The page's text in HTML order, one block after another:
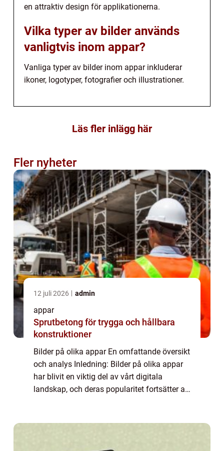
en attraktiv design för applikationerna.
Vilka typer av bilder används
vanligtvis inom appar?
Vanliga typer av bilder inom appar inkluderar
ikoner, logotyper, fotografier och illustrationer.
Läs fler inlägg här
Fler nyheter
12 juli 2026 admin
appar
Sprutbetong för trygga och hållbara
konstruktioner
Bilder på olika appar En omfattande översikt
och analys Inledning: Bilder på olika appar
har blivit en viktig del av vårt digitala
landskap, och deras popularitet fortsätter att